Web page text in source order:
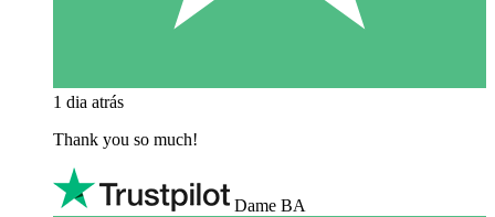
1 dia atrás
Thank you so much!
Dame BA